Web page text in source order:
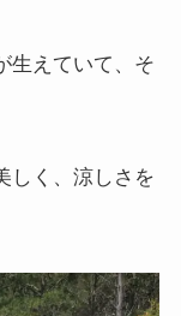
生えていて、そ
しく、涼しさを